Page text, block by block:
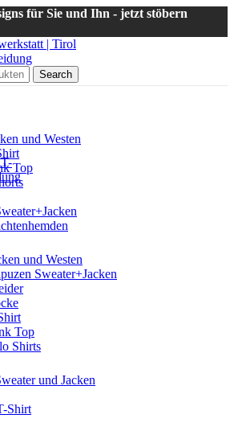
für Sie und Ihn - jetzt stöbern
Search
und Westen
Top
und Westen
Sweater+Jacken
Top
Shirts
und Jacken
Shirt